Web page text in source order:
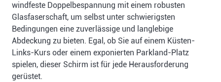
windfeste Doppelbespannung mit einem robusten
Glasfaserschaft, um selbst unter schwierigsten
Bedingungen eine zuverlässige und langlebige
Abdeckung zu bieten. Egal, ob Sie auf einem Küsten-
Links-Kurs oder einem exponierten Parkland-Platz
spielen, dieser Schirm ist für jede Herausforderung
gerüstet.